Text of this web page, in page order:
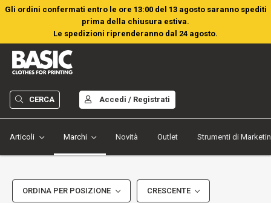
Gli ordini confermati entro le ore 13:00 del 13 agosto saranno spediti
prima della chiusura estiva.
Le spedizioni riprenderanno dal 24 agosto.
Articoli Marchi Novità Outlet Strumenti di
CERCA Accedi / Registrati
ORDINA PER POSIZIONE CRESCENTE